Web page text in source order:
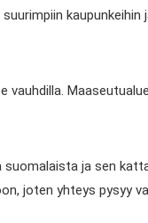
kaupunkeihin
suomalaista ja sen
joten yhteys pysyy